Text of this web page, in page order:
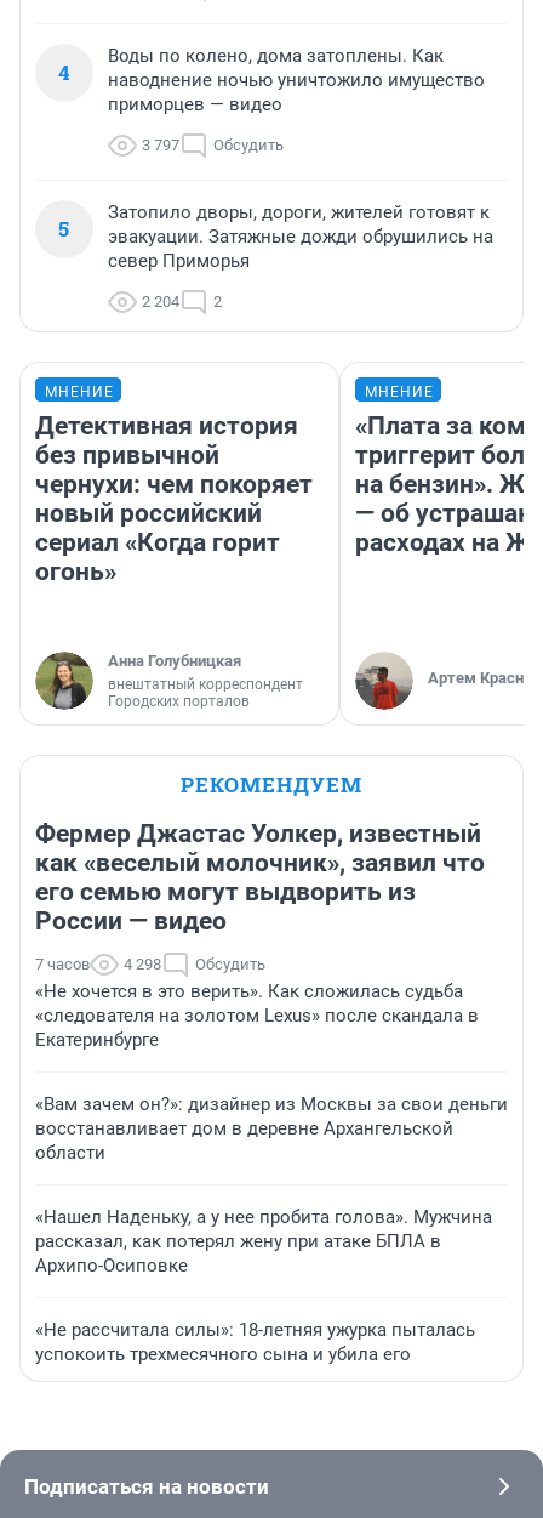
4
Воды по колено, дома затоплены. Как
наводнение ночью уничтожило имущество
приморцев — видео
3 797 Обсудить
5
Затопило дворы, дороги, жителей готовят к
эвакуации. Затяжные дожди обрушились на
север Приморья
2 204 2
МНЕНИЕ
Детективная история
без привычной
чернухи: чем покоряет
новый российский
сериал «Когда горит
огонь»
Анна Голубницкая
внештатный корреспондент
Городских порталов
МНЕНИЕ
«Плата за
триггерит
на бензин».
— об
расходах на
Артем Краснов
РЕКОМЕНДУЕМ
Фермер Джастас Уолкер, известный
как «веселый молочник», заявил что
его семью могут выдворить из
России — видео
7 часов 4 298 Обсудить
«Не хочется в это верить». Как сложилась судьба
«следователя на золотом Lexus» после скандала в
Екатеринбурге
«Вам зачем он?»: дизайнер из Москвы за свои деньги
восстанавливает дом в деревне Архангельской
области
«Нашел Наденьку, а у нее пробита голова». Мужчина
рассказал, как потерял жену при атаке БПЛА в
Архипо-Осиповке
«Не рассчитала силы»: 18-летняя ужурка пыталась
успокоить трехмесячного сына и убила его
Подписаться на новости